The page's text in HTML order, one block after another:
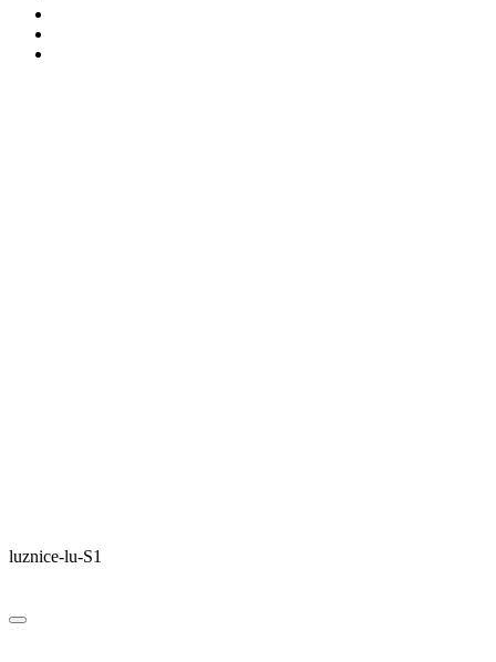
luznice-lu-S1